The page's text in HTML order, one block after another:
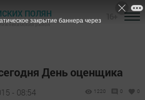
ПОЛЯН
район
День оценщика
- 08:54 1220 0 0
закрытие баннера через